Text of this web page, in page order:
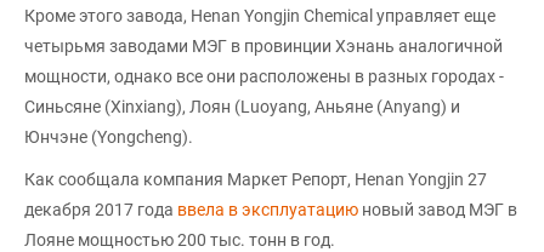
Кроме этого завода, Henan Yongjin Chemical управляет еще
четырьмя заводами МЭГ в провинции Хэнань аналогичной
мощности, однако все они расположены в разных городах -
Синьсяне (Xinxiang), Лоян (Luoyang, Аньяне (Anyang) и
Юнчэне (Yongcheng).
Как сообщала компания Маркет Репорт, Henan Yongjin 27
декабря 2017 года ввела в эксплуатацию новый завод МЭГ в
Лояне мощностью 200 тыс. тонн в год.